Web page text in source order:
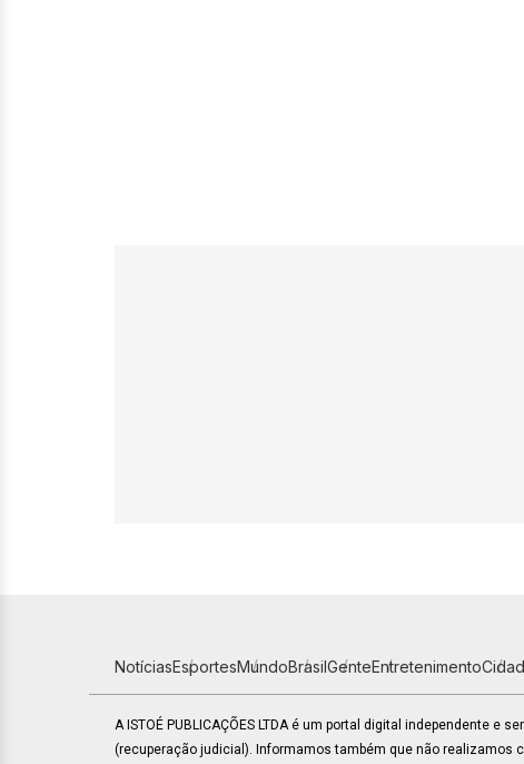
NotíciasEsportesMundoBrasilGenteEntretenimento
A ISTOÉ PUBLICAÇÕES LTDA é um portal digital independente e
(recuperação judicial). Informamos também que não